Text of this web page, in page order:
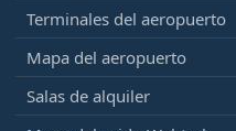
Terminales del aeropuerto
Mapa del aeropuerto
Salas de alquiler